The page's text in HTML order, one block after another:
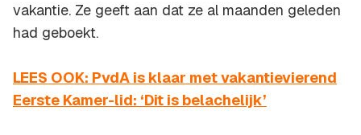
vakantie. Ze geeft aan dat ze al maanden geleden
had geboekt.
LEES OOK: PvdA is klaar met vakantievierend
Eerste Kamer-lid: ‘Dit is belachelijk’